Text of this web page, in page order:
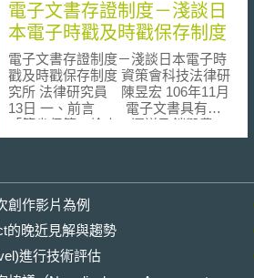
電子文書存證制度－淺談日
本電子時戳及時戳保存制度
電子文書存證制度－淺談日本電子時
戳及時戳保存制度 資策會科技法律研
究所 法律研究員 陳昱宏 106年11月
13日 一、前言 電子文書具有
「節省保管、檢索、運送及銷毀費
用」、「活用資訊系統提升業務效
述優點外，亦有易於變更竄改，無法
檢知真實製作日期之缺點，若記錄於
電子文書之智慧財產權遭他人侵害，
如何證明所提出之電子文書確係早於
他人侵害之時點即屬重要，本文擬就
創作影片為例
的晚近見解與趨勢
進行技術評估